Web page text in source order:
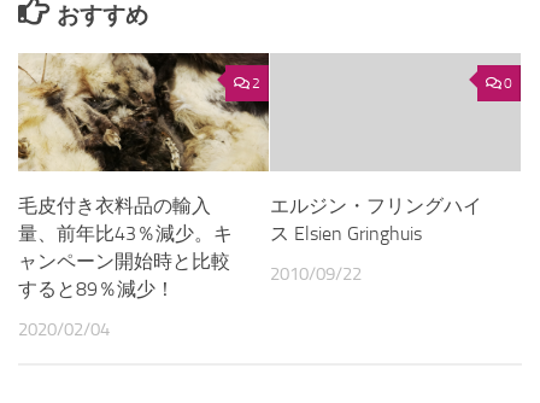
おすすめ
2
毛皮付き衣料品の輸入
量、前年比43％減少。キ
ャンペーン開始時と比較
すると89％減少！
2020/02/04
0
エルジン・フリングハイ
ス Elsien Gringhuis
2010/09/22